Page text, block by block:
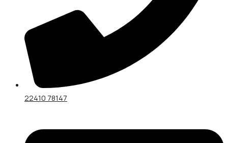
22410 78147